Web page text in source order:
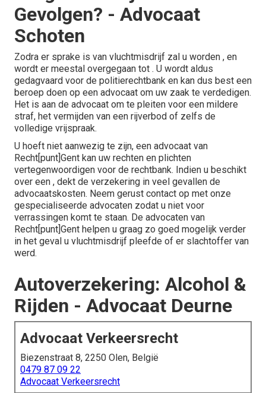
Gevolgen? - Advocaat
Schoten
Zodra er sprake is van vluchtmisdrijf zal u worden , en
wordt er meestal overgegaan tot . U wordt aldus
gedagvaard voor de politierechtbank en kan dus best een
beroep doen op een advocaat om uw zaak te verdedigen.
Het is aan de advocaat om te pleiten voor een mildere
straf, het vermijden van een rijverbod of zelfs de
volledige vrijspraak.
U hoeft niet aanwezig te zijn, een advocaat van
Recht[punt]Gent kan uw rechten en plichten
vertegenwoordigen voor de rechtbank. Indien u beschikt
over een , dekt de verzekering in veel gevallen de
advocaatskosten. Neem gerust contact op met onze
gespecialiseerde advocaten zodat u niet voor
verrassingen komt te staan. De advocaten van
Recht[punt]Gent helpen u graag zo goed mogelijk verder
in het geval u vluchtmisdrijf pleefde of er slachtoffer van
werd.
Autoverzekering: Alcohol &
Rijden - Advocaat Deurne
Advocaat Verkeersrecht
Biezenstraat 8, 2250 Olen, België
0479 87 09 22
Advocaat Verkeersrecht